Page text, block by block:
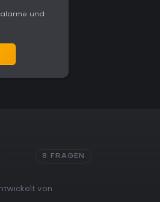
und
8 FRAGEN
von